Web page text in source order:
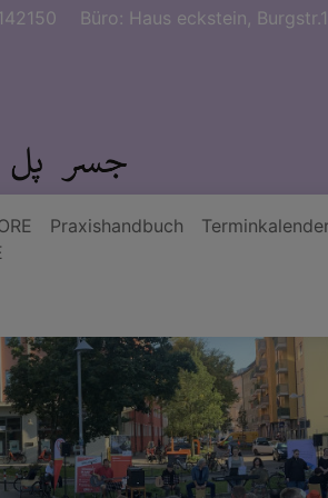
Büro: Haus eckstein,
Praxishandbuch